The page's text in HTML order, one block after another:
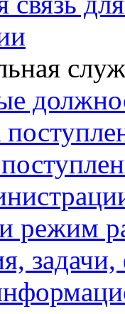
режим